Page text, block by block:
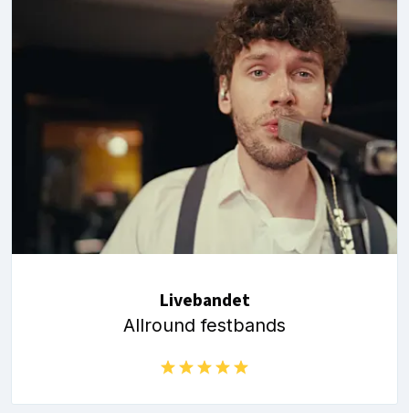
Livebandet
Allround festbands